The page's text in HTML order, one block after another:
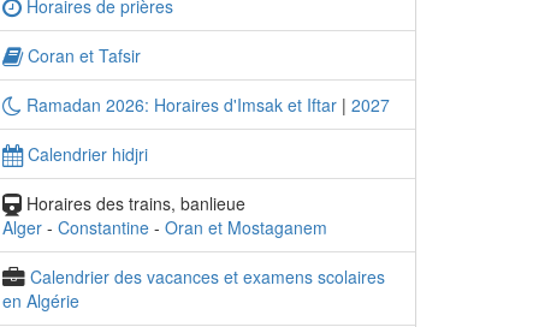
Horaires de prières
Coran et Tafsir
Ramadan 2026: Horaires d'Imsak et Iftar | 2027
Calendrier hidjri
Horaires des trains, banlieue
Alger - Constantine - Oran et Mostaganem
Calendrier des vacances et examens scolaires
en Algérie